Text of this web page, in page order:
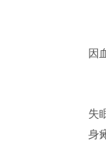
因
失
身